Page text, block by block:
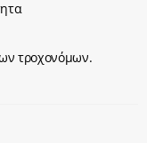
τροχονόμων.